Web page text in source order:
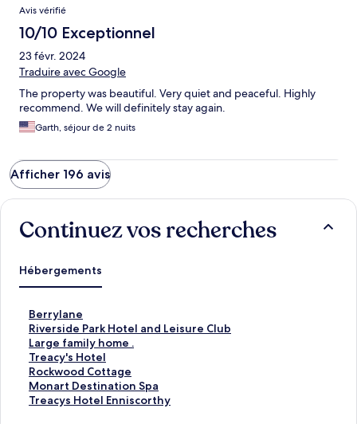
Avis vérifié
10/10 Exceptionnel
23 févr. 2024
Traduire avec Google
The property was beautiful. Very quiet and peaceful. Highly
recommend. We will definitely stay again.
Garth, séjour de 2 nuits
Afficher 196 avis
Continuez vos recherches
Hébergements
Berrylane
L
i
e
n
o
u
v
Riverside Park Hotel and Leisure Club
L
i
e
n
o
u
Large family home .
L
i
e
n
o
Treacy's Hotel
L
i
e
n
Rockwood Cottage
L
i
e
Monart Destination Spa
L
iTreacys Hotel Enniscorthy
L